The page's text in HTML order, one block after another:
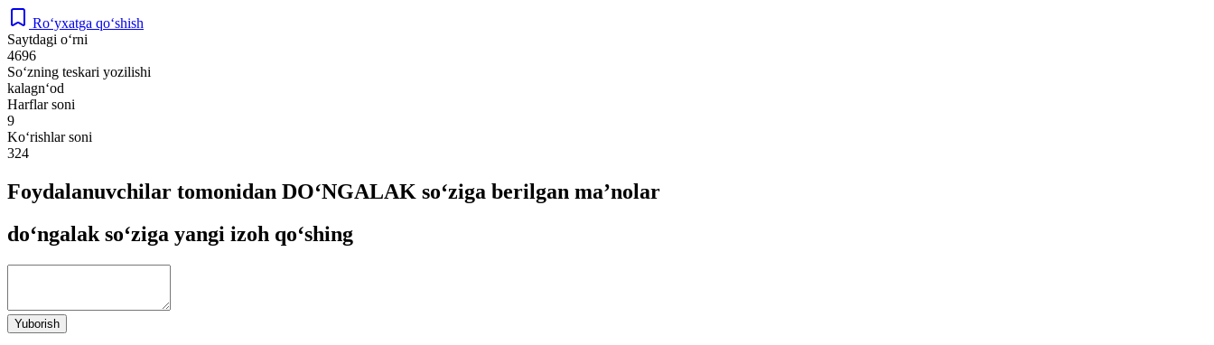
Ro‘yxatga qo‘shish
Saytdagi o‘rni
4696
So‘zning teskari yozilishi
kalagn‘od
Harflar soni
9
Ko‘rishlar soni
324
Foydalanuvchilar tomonidan DO‘NGALAK so‘ziga berilgan ma’nolar
do‘ngalak so‘ziga yangi izoh qo‘shing
Yuborish